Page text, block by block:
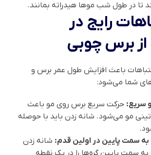
تا در طول شب موها هیدراته بمانند.
رایج در
از برس چوبی
باعث افزایش طول عمر برس و
شما می‌شود:
سریع: حرکت سریع برس روی مو باعث
مو می‌شود. شانه زدن باید با حوصله
به سمت پایین در اولین قدم: شانه زدن
به سمت پایین گره‌ها را در یک نقطه